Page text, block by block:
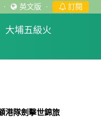
· 英文版 · 訂閱
大埔五級火
港隊劍擊世錦旅